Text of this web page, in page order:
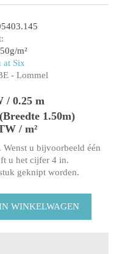
m²
at Six
- Lommel
/ 0.25 m
1.50m)
/ m²
u bijvoorbeeld één
u het cijfer 4 in.
geknipt worden.